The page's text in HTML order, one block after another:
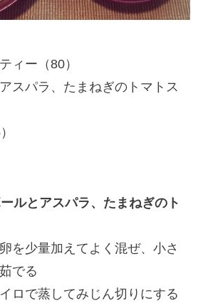
ィー（80）
スパラ、たまねぎのトマトス
ルとアスパラ、たまねぎのト
を少量加えてよく混ぜ、小さ
でる
ロで蒸してみじん切りにする